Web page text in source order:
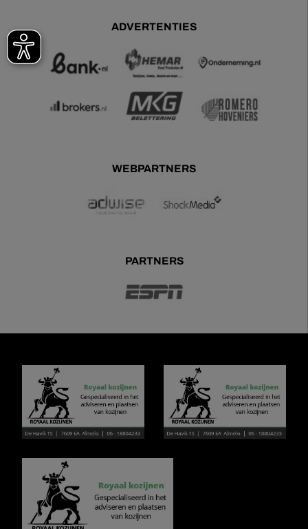
ADVERTENTIES
WEBPARTNERS
PARTNERS